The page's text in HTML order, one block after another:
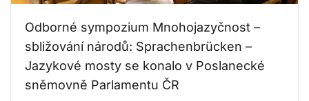
Odborné sympozium Mnohojazyčnost –
sbližování národů: Sprachenbrücken –
Jazykové mosty se konalo v Poslanecké
sněmovně Parlamentu ČR